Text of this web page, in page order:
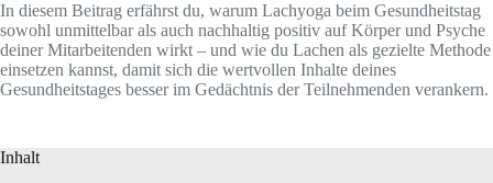
In diesem Beitrag erfährst du, warum Lachyoga beim Gesundheitstag
sowohl unmittelbar als auch nachhaltig positiv auf Körper und Psyche
deiner Mitarbeitenden wirkt – und wie du Lachen als gezielte Methode
einsetzen kannst, damit sich die wertvollen Inhalte deines
Gesundheitstages besser im Gedächtnis der Teilnehmenden verankern.
Inhalt